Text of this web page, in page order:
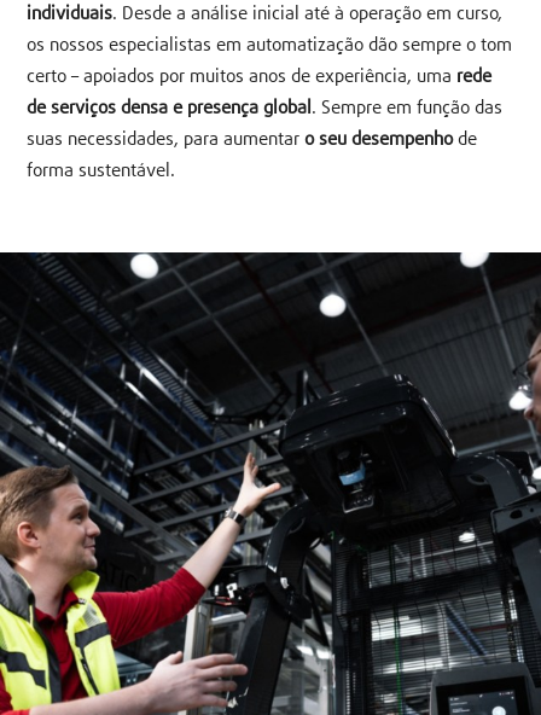
individuais. Desde a análise inicial até à operação em curso,
os nossos especialistas em automatização dão sempre o tom
certo – apoiados por muitos anos de experiência, uma rede
de serviços densa e presença global . Sempre em função das
suas necessidades, para aumentaro seu desempenhode
forma sustentável.